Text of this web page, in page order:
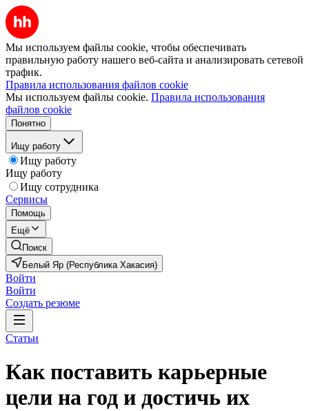
Мы используем файлы cookie, чтобы обеспечивать
правильную работу нашего веб-сайта и анализировать сетевой
трафик.
Правила использования файлов cookie
Мы используем файлы cookie. Правила использования
файлов cookie
Понятно
Ищу работу
Ищу работу
Ищу работу
Ищу сотрудника
Сервисы
Помощь
Ещё
Поиск
Белый Яр (Республика Хакасия)
Войти
Войти
Создать резюме
Статьи
Как поставить карьерные
цели на год и достичь их